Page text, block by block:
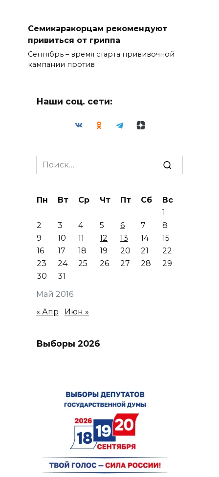
Семикаракорцам рекомендуют
привиться от гриппа
Сентябрь – время старта прививочной
кампании против
Наши соц. сети:
Search
for:
Май 2016
Пн Вт Ср Чт Пт Сб
Вс
1
2
3 4 5 6 7
8
9
10 11 12 13 14
15
16
17 18 19 20 21
22
23
24 25 26 27 28
29
30
31
« Апр Июн »
Выборы 2026